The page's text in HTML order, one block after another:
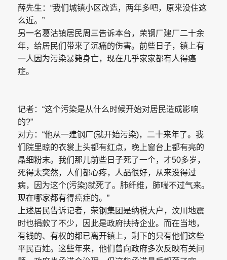
薛先生：“我们城镇小区改造，两年多吧，原来没住这
么近。”
另一名葛沽镇居民周三告诉本台，荣钢厂建厂二十余
年，给居民们带来了沉痛的伤害。前些日子，镇上有
一人因为污染暴毙身亡，现在几乎家家都有人得癌
症。
记者：“这个污染是从什么时候开始对居民造成影响
的?”
对方：“他从一建钢厂(就开始污染)，二十来年了。我
们院里晾的衣裳上头都有红点，晚上窗台上都有亮的
晶细粉末。我们那儿前些日子死了一个，才50多岁，
死得太突然，人们都心疼，人品很好，从来没得过
病，因为这个(污染)就死了。肺纤维，肺喘不过气来。
现在哪家都有得癌症的。”
上述居民告诉记者，荣钢集团是纳税大户，汶川地震
时也捐款了不少，因此是政府扶持企业。而在当地，
有钱的、有权的都已离开镇上，剩下的只有他们这些
平民百姓。这些年来，他们曾向政府多次反映有关问